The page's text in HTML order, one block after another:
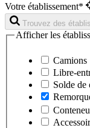
Votre établissement*
Trouvez des
Afficher les
Camions
Libre-
Solde de